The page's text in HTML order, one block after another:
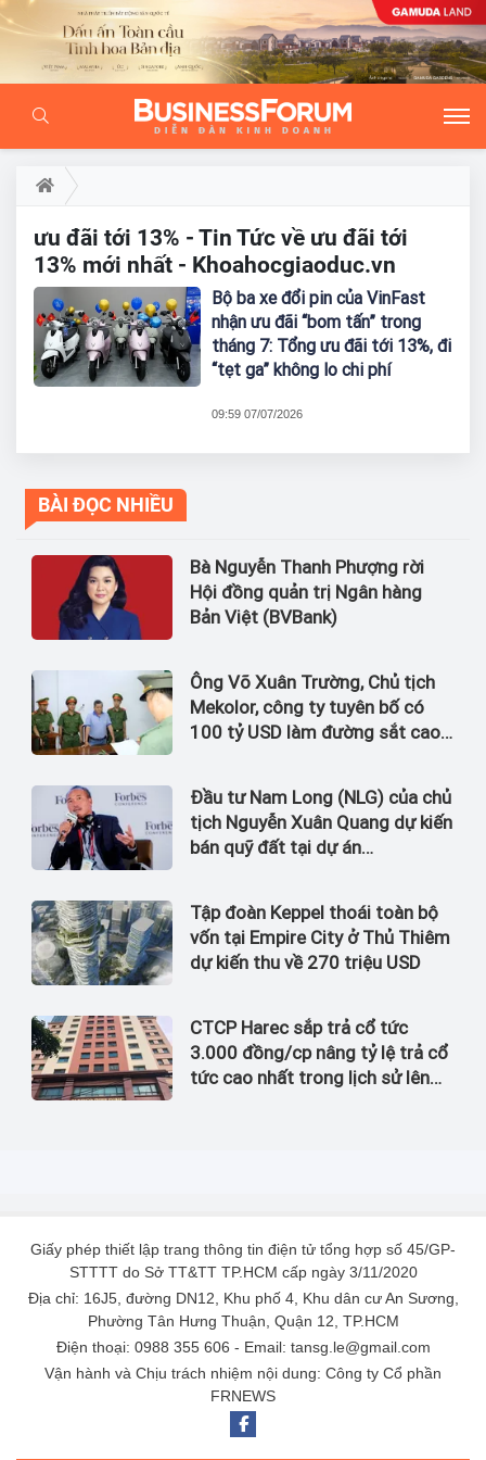
ưu đãi tới 13% - Tin Tức về ưu đãi tới
13% mới nhất - Khoahocgiaoduc.vn
Bộ ba xe đổi pin của VinFast
nhận ưu đãi “bom tấn” trong
tháng 7: Tổng ưu đãi tới 13%, đi
“tẹt ga” không lo chi phí
09:59 07/07/2026
BÀI ĐỌC NHIỀU
Bà Nguyễn Thanh Phượng rời
Hội đồng quản trị Ngân hàng
Bản Việt (BVBank)
Ông Võ Xuân Trường, Chủ tịch
Mekolor, công ty tuyên bố có
100 tỷ USD làm đường sắt cao
Đầu tư Nam Long (NLG) của chủ
tịch Nguyễn Xuân Quang dự kiến
bán quỹ đất tại dự án
Tập đoàn Keppel thoái toàn bộ
vốn tại Empire City ở Thủ Thiêm
dự kiến thu về 270 triệu USD
CTCP Harec sắp trả cổ tức
3.000 đồng/cp nâng tỷ lệ trả cổ
tức cao nhất trong lịch sử lên
Giấy phép thiết lập trang thông tin điện tử tổng hợp số 45/GP-
STTTT do Sở TT&TT TP.HCM cấp ngày 3/11/2020
Địa chỉ: 16J5, đường DN12, Khu phố 4, Khu dân cư An Sương,
Phường Tân Hưng Thuận, Quận 12, TP.HCM
Điện thoại: 0988 355 606 - Email: tansg.le@gmail.com
Vận hành và Chịu trách nhiệm nội dung: Công ty Cổ phần
FRNEWS